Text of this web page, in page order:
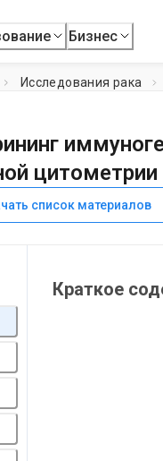
Бизнес
Исследования рака
2021 г.
1,2,3,4,Simon
список материалов
Краткое